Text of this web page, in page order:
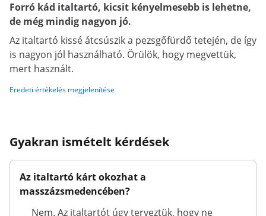
Forró kád italtartó, kicsit kényelmesebb is lehetne,
de még mindig nagyon jó.
Az italtartó kissé átcsúszik a pezsgőfürdő tetején, de így
is nagyon jól használható. Örülök, hogy megvettük,
mert használt.
Eredeti értékelés megjelenítése
Gyakran ismételt kérdések
Az italtartó kárt okozhat a
masszázsmedencében?
Nem. Az italtartót úgy terveztük, hogy ne